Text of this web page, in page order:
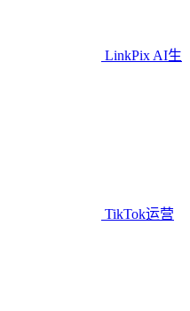
LinkPix AI生
TikTok运营